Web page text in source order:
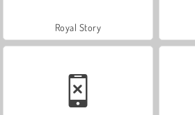
Royal Story